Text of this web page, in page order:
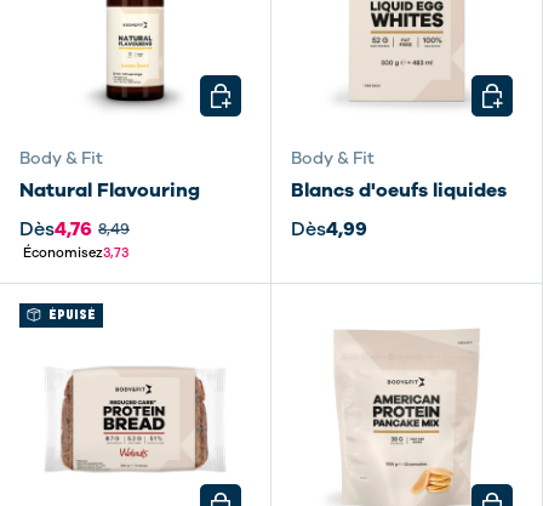
Body & Fit
Natural Flavouring
Dès4,76 8,49
Économisez3,73
CHOISIR LES OPTIONS
Body & Fit
Blancs d'oeufs liquides
Dès4,99
ÉPUISÉ
CHOISIR LES OPTIONS